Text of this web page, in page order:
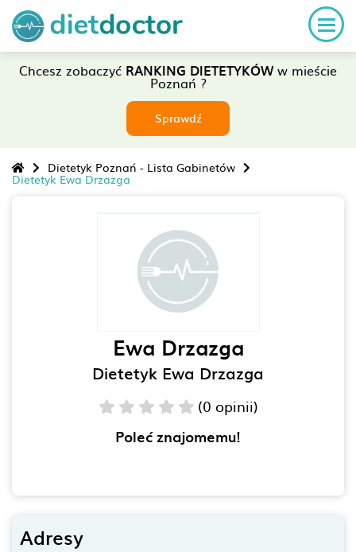
Chcesz zobaczyć RANKING DIETETYKÓWw mieście
Poznań ?
Sprawdź
Dietetyk Poznań - Lista Gabinetów
Dietetyk Ewa Drzazga
Ewa Drzazga
Dietetyk Ewa Drzazga
(0 opinii)
Poleć znajomemu!
Adresy